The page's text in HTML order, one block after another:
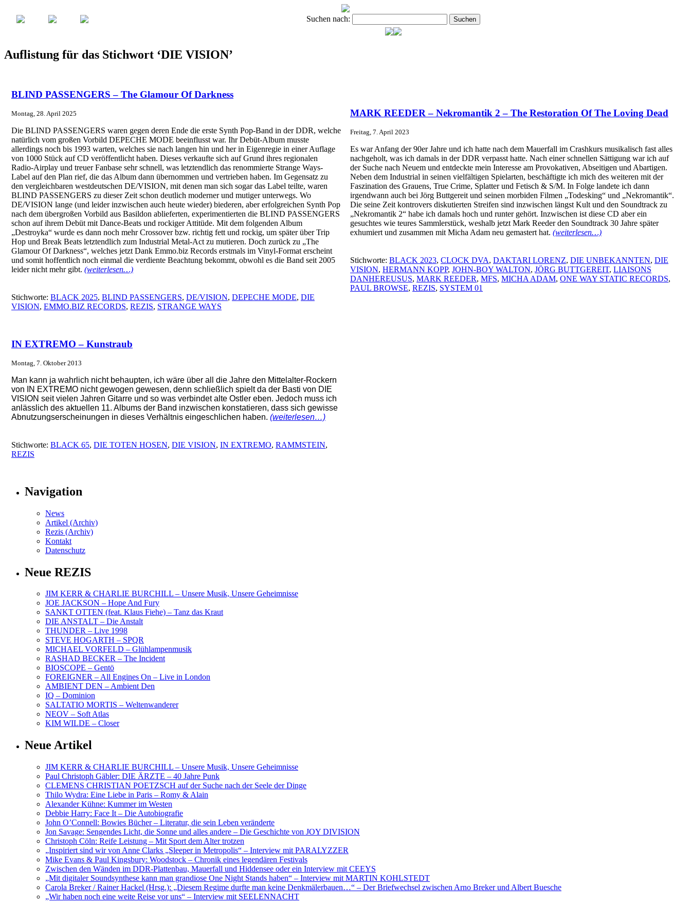
Suchen nach:
Auflistung für das Stichwort ‘DIE VISION’
BLIND PASSENGERS – The Glamour Of Darkness
Montag, 28. April 2025
Die BLIND PASSENGERS waren gegen deren Ende die erste Synth Pop-Band in der DDR, welche
natürlich vom großen Vorbild DEPECHE MODE beeinflusst war. Ihr Debüt-Album musste
allerdings noch bis 1993 warten, welches sie nach langen hin und her in Eigenregie in einer Auflage
von 1000 Stück auf CD veröffentlicht haben. Dieses verkaufte sich auf Grund ihres regionalen
Radio-Airplay und treuer Fanbase sehr schnell, was letztendlich das renommierte Strange Ways-
Label auf den Plan rief, die das Album dann übernommen und vertrieben haben. Im Gegensatz zu
den vergleichbaren westdeutschen DE/VISION, mit denen man sich sogar das Label teilte, waren
BLIND PASSENGERS zu dieser Zeit schon deutlich moderner und mutiger unterwegs. Wo
DE/VISION lange (und leider inzwischen auch heute wieder) biederen, aber erfolgreichen Synth Pop
nach dem übergroßen Vorbild aus Basildon ablieferten, experimentierten die BLIND PASSENGERS
schon auf ihrem Debüt mit Dance-Beats und rockiger Attitüde. Mit dem folgenden Album
„Destroyka“ wurde es dann noch mehr Crossover bzw. richtig fett und rockig, um später über Trip
Hop und Break Beats letztendlich zum Industrial Metal-Act zu mutieren. Doch zurück zu „The
Glamour Of Darkness“, welches jetzt Dank Emmo.biz Records erstmals im Vinyl-Format erscheint
und somit hoffentlich noch einmal die verdiente Beachtung bekommt, obwohl es die Band seit 2005
leider nicht mehr gibt. (weiterlesen…)
Stichworte: BLACK 2025, BLIND PASSENGERS, DE/VISION, DEPECHE MODE, DIE
VISION, EMMO.BIZ RECORDS, REZIS, STRANGE WAYS
MARK REEDER – Nekromantik 2 – The Restoration Of The Loving Dead
Freitag, 7. April 2023
Es war Anfang der 90er Jahre und ich hatte nach dem Mauerfall im Crashkurs musikalisch fast alles
nachgeholt, was ich damals in der DDR verpasst hatte. Nach einer schnellen Sättigung war ich auf
der Suche nach Neuem und entdeckte mein Interesse am Provokativen, Abseitigen und Abartigen.
Neben dem Industrial in seinen vielfältigen Spielarten, beschäftigte ich mich des weiteren mit der
Faszination des Grauens, True Crime, Splatter und Fetisch & S/M. In Folge landete ich dann
irgendwann auch bei Jörg Buttgereit und seinen morbiden Filmen „Todesking“ und „Nekromantik“.
Die seine Zeit kontrovers diskutierten Streifen sind inzwischen längst Kult und den Soundtrack zu
„Nekromantik 2“ habe ich damals hoch und runter gehört. Inzwischen ist diese CD aber ein
gesuchtes wie teures Sammlerstück, weshalb jetzt Mark Reeder den Soundtrack 30 Jahre später
exhumiert und zusammen mit Micha Adam neu gemastert hat. (weiterlesen…)
Stichworte: BLACK 2023, CLOCK DVA, DAKTARI LORENZ, DIE UNBEKANNTEN, DIE
VISION, HERMANN KOPP, JOHN-BOY WALTON, JÖRG BUTTGEREIT, LIAISONS
DANHEREUSUS, MARK REEDER, MFS, MICHA ADAM, ONE WAY STATIC RECORDS,
PAUL BROWSE, REZIS, SYSTEM 01
IN EXTREMO – Kunstraub
Montag, 7. Oktober 2013
Man kann ja wahrlich nicht behaupten, ich wäre über all die Jahre den Mittelalter-Rockern
von IN EXTREMO nicht gewogen gewesen, denn schließlich spielt da der Basti von DIE
VISION seit vielen Jahren Gitarre und so was verbindet alte Ostler eben. Jedoch muss ich
anlässlich des aktuellen 11. Albums der Band inzwischen konstatieren, dass sich gewisse
Abnutzungserscheinungen in dieses Verhältnis eingeschlichen haben. (weiterlesen…)
Stichworte: BLACK 65, DIE TOTEN HOSEN, DIE VISION, IN EXTREMO, RAMMSTEIN,
REZIS
Navigation
News
Artikel (Archiv)
Rezis (Archiv)
Kontakt
Datenschutz
Neue REZIS
JIM KERR & CHARLIE BURCHILL – Unsere Musik, Unsere Geheimnisse
JOE JACKSON – Hope And Fury
SANKT OTTEN (feat. Klaus Fiehe) – Tanz das Kraut
DIE ANSTALT – Die Anstalt
THUNDER – Live 1998
STEVE HOGARTH – SPQR
MICHAEL VORFELD – Glühlampenmusik
RASHAD BECKER – The Incident
BIOSCOPE – Gentö
FOREIGNER – All Engines On – Live in London
AMBIENT DEN – Ambient Den
IQ – Dominion
SALTATIO MORTIS – Weltenwanderer
NEOV – Soft Atlas
KIM WILDE – Closer
Neue Artikel
JIM KERR & CHARLIE BURCHILL – Unsere Musik, Unsere Geheimnisse
Paul Christoph Gäbler: DIE ÄRZTE – 40 Jahre Punk
CLEMENS CHRISTIAN POETZSCH auf der Suche nach der Seele der Dinge
Thilo Wydra: Eine Liebe in Paris – Romy & Alain
Alexander Kühne: Kummer im Westen
Debbie Harry: Face It – Die Autobiografie
John O’Connell: Bowies Bücher – Literatur, die sein Leben veränderte
Jon Savage: Sengendes Licht, die Sonne und alles andere – Die Geschichte von JOY DIVISION
Christoph Cöln: Reife Leistung – Mit Sport dem Alter trotzen
„Inspiriert sind wir von Anne Clarks „Sleeper in Metropolis“ – Interview mit PARALYZZER
Mike Evans & Paul Kingsbury: Woodstock – Chronik eines legendären Festivals
Zwischen den Wänden im DDR-Plattenbau, Mauerfall und Hiddensee oder ein Interview mit CEEYS
„Mit digitaler Soundsynthese kann man grandiose One Night Stands haben“ – Interview mit MARTIN KOHLSTEDT
Carola Breker / Rainer Hackel (Hrsg.): „Diesem Regime durfte man keine Denkmälerbauen…“ – Der Briefwechsel zwischen Arno Breker und Albert Buesche
„Wir haben noch eine weite Reise vor uns“ – Interview mit SEELENNACHT